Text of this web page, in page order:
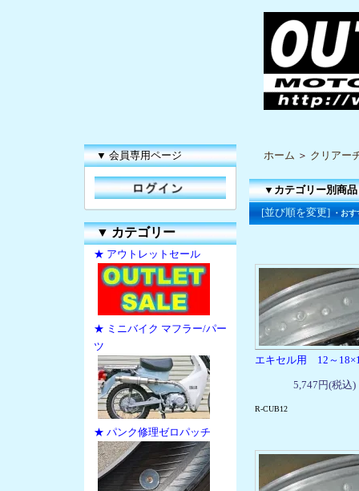
▼ 会員専用ページ
▼カテゴリー
★ アウトレットセール
★ ミニバイク マフラー/パー
ツ
★ パンク修理ゼロパッチ
ホーム ＞ クリアー
▼カテゴリー別商品
[並び順を変更]
・お
エキセル用 12～
5,747円(税込)
R-CUB12